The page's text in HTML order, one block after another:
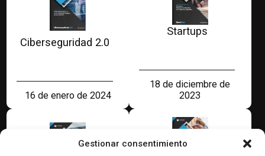
Gestionar consentimiento
Ciberseguridad 2.0
16 de enero de 2024
Startups
18 de diciembre de
2023